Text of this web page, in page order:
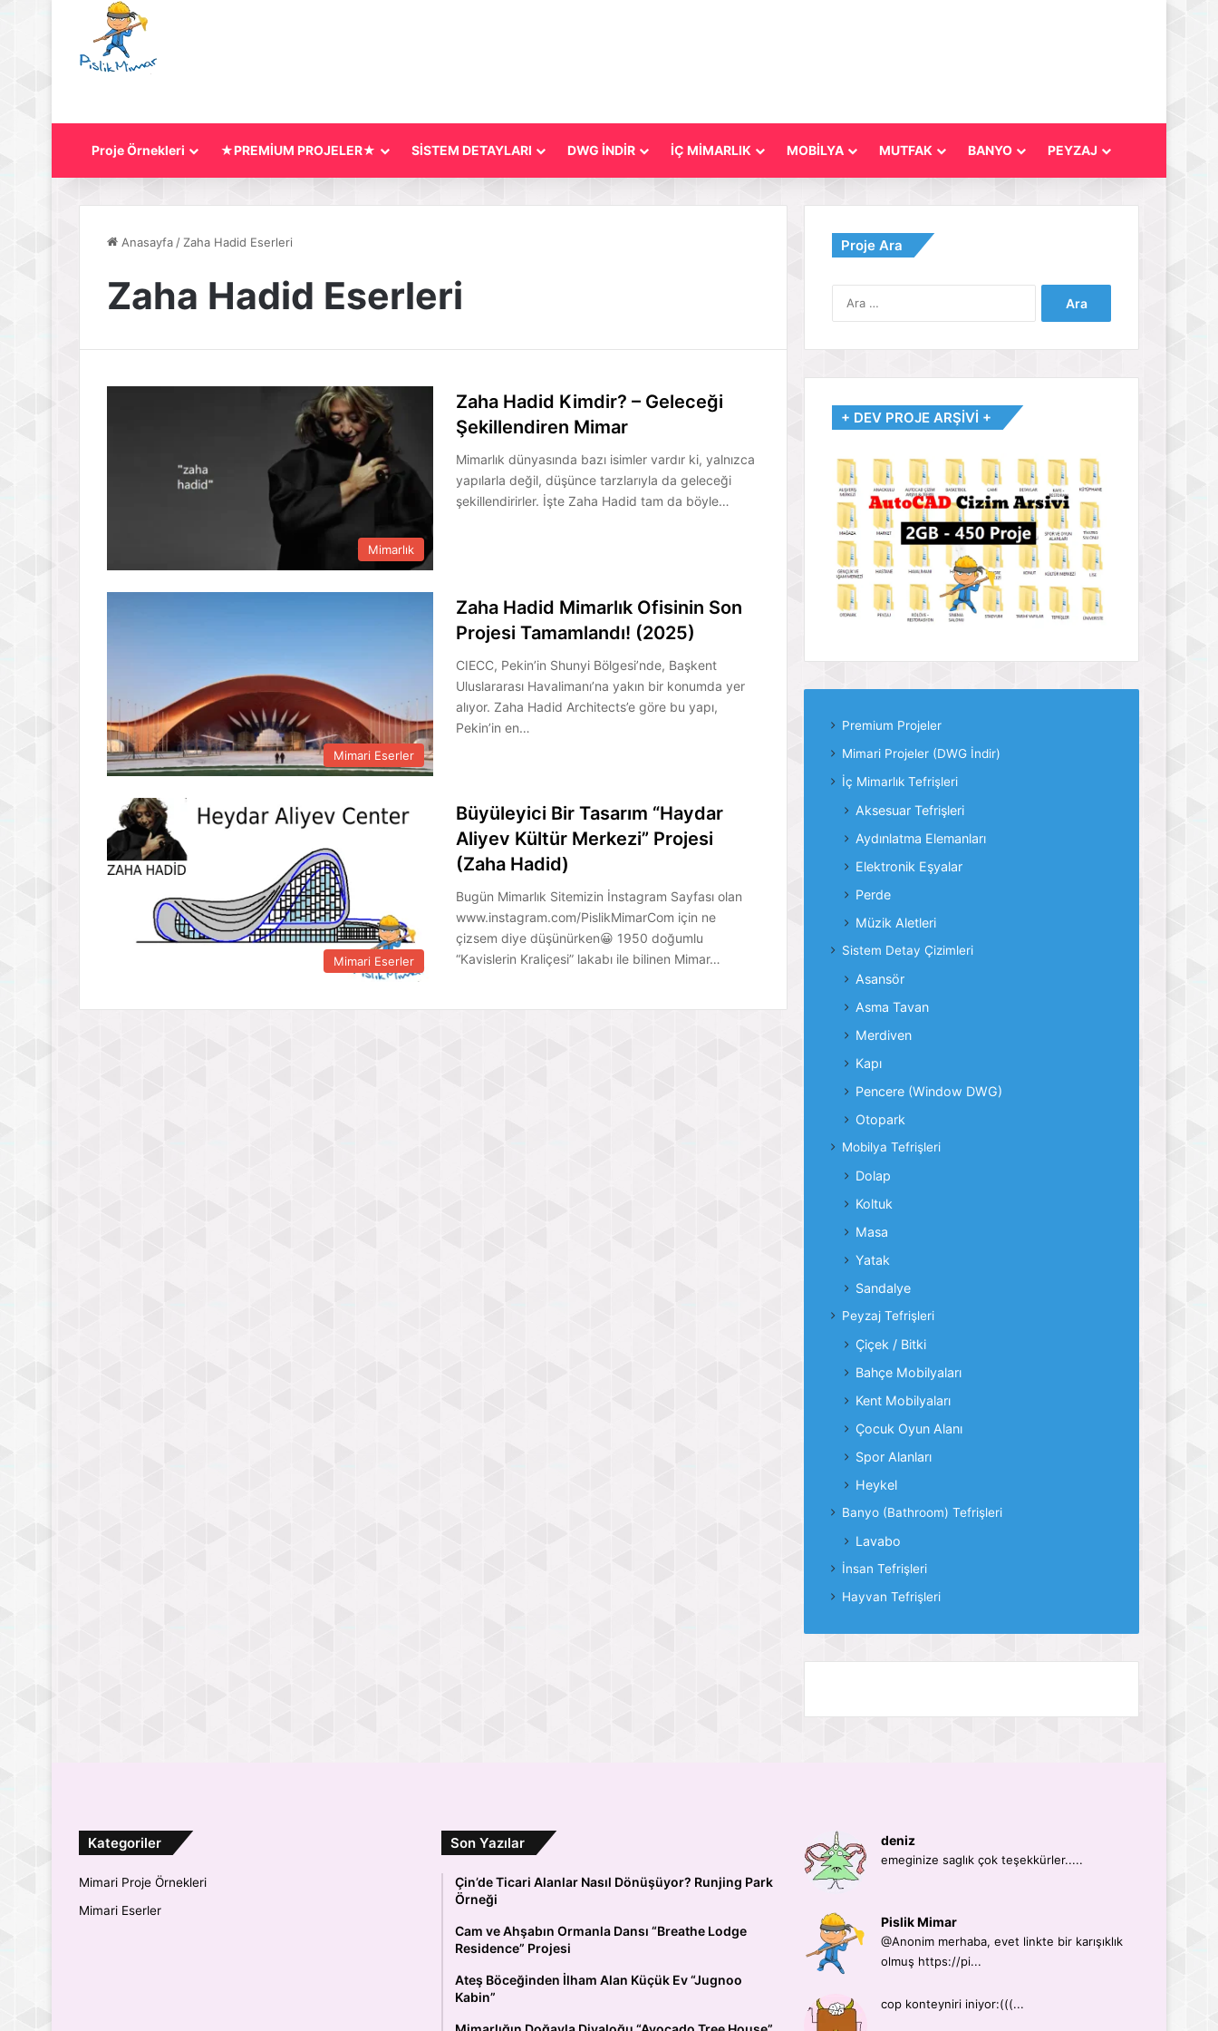
Proje Örnekleri ★PREMİUM PROJELER★ SİSTEM DETAYLARI DWG İNDİR İÇ MİMARLIK MOBİLYA MUTFAK BANYO PEYZAJ
Anasayfa / Zaha Hadid Eserleri
Zaha Hadid Eserleri
Mimarlık
Zaha Hadid Kimdir? – Geleceği
Şekillendiren Mimar
Mimarlık dünyasında bazı isimler vardır ki, yalnızca
yapılarla değil, düşünce tarzlarıyla da geleceği
şekillendirirler. İşte Zaha Hadid tam da böyle…
Mimari Eserler
Zaha Hadid Mimarlık Ofisinin Son
Projesi Tamamlandı! (2025)
CIECC, Pekin’in Shunyi Bölgesi’nde, Başkent
Uluslararası Havalimanı’na yakın bir konumda yer
alıyor. Zaha Hadid Architects’e göre bu yapı,
Pekin’in en…
Mimari Eserler
Büyüleyici Bir Tasarım “Haydar
Aliyev Kültür Merkezi” Projesi
(Zaha Hadid)
Bugün Mimarlık Sitemizin İnstagram Sayfası olan
www.instagram.com/PislikMimarCom için ne
çizsem diye düşünürken😀 1950 doğumlu
“Kavislerin Kraliçesi” lakabı ile bilinen Mimar…
Proje Ara
+ DEV PROJE ARŞİVİ +
Premium Projeler
Mimari Projeler (DWG İndir)
İç Mimarlık Tefrişleri
Aksesuar Tefrişleri
Aydınlatma Elemanları
Elektronik Eşyalar
Perde
Müzik Aletleri
Sistem Detay Çizimleri
Asansör
Asma Tavan
Merdiven
Kapı
Pencere (Window DWG)
Otopark
Mobilya Tefrişleri
Dolap
Koltuk
Masa
Yatak
Sandalye
Peyzaj Tefrişleri
Çiçek / Bitki
Bahçe Mobilyaları
Kent Mobilyaları
Çocuk Oyun Alanı
Spor Alanları
Heykel
Banyo (Bathroom) Tefrişleri
Lavabo
İnsan Tefrişleri
Hayvan Tefrişleri
Kategoriler
Mimari Proje Örnekleri
Mimari Eserler
Son Yazılar
Çin’de Ticari Alanlar Nasıl Dönüşüyor? Runjing Park
Örneği
Cam ve Ahşabın Ormanla Dansı “Breathe Lodge
Residence” Projesi
Ateş Böceğinden İlham Alan Küçük Ev “Jugnoo
Kabin”
deniz
emeginize saglık çok teşekkürler.....
Pislik Mimar
@Anonim merhaba, evet linkte bir karışıklık
olmuş https://pi...
cop konteyniri iniyor:(((...